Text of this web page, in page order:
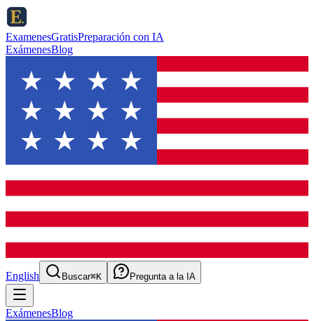
ExamenesGratisPreparación con IA
ExámenesBlog
English Buscar⌘K Pregunta a la IA
ExámenesBlog